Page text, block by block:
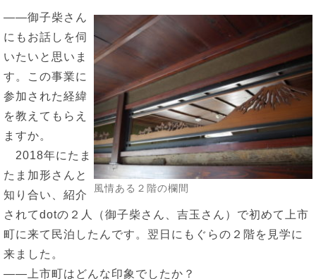
風情ある２階の欄間
――御子柴さん
にもお話しを伺
いたいと思いま
す。この事業に
参加された経緯
を教えてもらえ
ますか。
2018年にたま
たま加形さんと
知り合い、紹介
されてdotの２人（御子柴さん、吉玉さん）で初めて上市
町に来て民泊したんです。翌日にもぐらの２階を見学に
来ました。
――上市町はどんな印象でしたか？